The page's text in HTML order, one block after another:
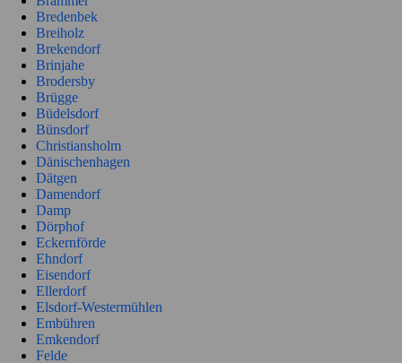
Bredenbek
Breiholz
Brekendorf
Brinjahe
Brodersby
Brügge
Büdelsdorf
Bünsdorf
Christiansholm
Dänischenhagen
Dätgen
Damendorf
Damp
Dörphof
Eckernförde
Ehndorf
Eisendorf
Ellerdorf
Elsdorf-Westermühlen
Embühren
Emkendorf
Felde